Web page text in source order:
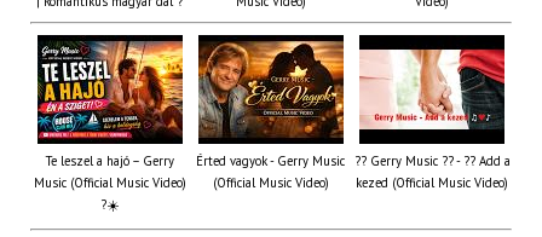
Te leszel a hajó – Gerry
Music (Official Music Video)
?☀️
Érted vagyok - Gerry Music
(Official Music Video)
?? Gerry Music ?? - ?? Add a
kezed (Official Music Video)